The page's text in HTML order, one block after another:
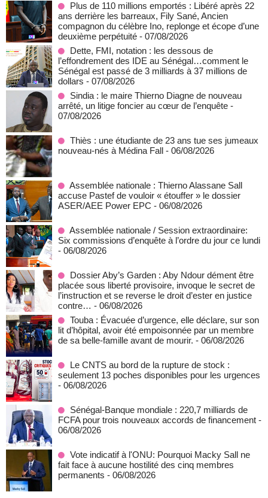
Plus de 110 millions emportés : Libéré après 22
ans derrière les barreaux, Fily Sané, Ancien
compagnon du célèbre Ino, replonge et écope d’une
deuxième perpétuité - 07/08/2026
Dette, FMI, notation : les dessous de
l’effondrement des IDE au Sénégal…comment le
Sénégal est passé de 3 milliards à 37 millions de
dollars - 07/08/2026
Sindia : le maire Thierno Diagne de nouveau
arrêté, un litige foncier au cœur de l’enquête -
07/08/2026
Thiès : une étudiante de 23 ans tue ses jumeaux
nouveau-nés à Médina Fall - 06/08/2026
Assemblée nationale : Thierno Alassane Sall
accuse Pastef de vouloir « étouffer » le dossier
ASER/AEE Power EPC - 06/08/2026
Assemblée nationale / Session extraordinaire:
Six commissions d’enquête à l’ordre du jour ce lundi
- 06/08/2026
Dossier Aby’s Garden : Aby Ndour dément être
placée sous liberté provisoire, invoque le secret de
l’instruction et se reverse le droit d’ester en justice
contre… - 06/08/2026
Touba : Évacuée d’urgence, elle déclare, sur son
lit d’hôpital, avoir été empoisonnée par un membre
de sa belle-famille avant de mourir. - 06/08/2026
Le CNTS au bord de la rupture de stock :
seulement 13 poches disponibles pour les urgences
- 06/08/2026
Sénégal-Banque mondiale : 220,7 milliards de
FCFA pour trois nouveaux accords de financement -
06/08/2026
Vote indicatif à l'ONU: Pourquoi Macky Sall ne
fait face à aucune hostilité des cinq membres
permanents - 06/08/2026